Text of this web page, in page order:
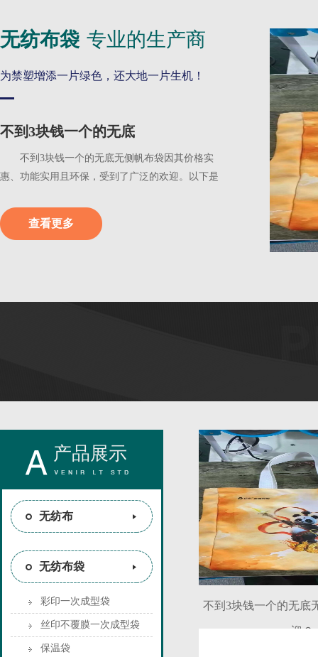
无纺布袋 专业的生产商
为禁塑增添一片绿色，还大地一片生机！
不到3块钱一个的无底
不到3块钱一个的无底无侧帆布袋因其价格实
惠、功能实用且环保，受到了广泛的欢迎。以下是
查看更多
产品展示
无纺布
无纺布袋
彩印一次成型袋
丝印不覆膜一次成型袋
保温袋
不到3块钱一个的无底
迎？